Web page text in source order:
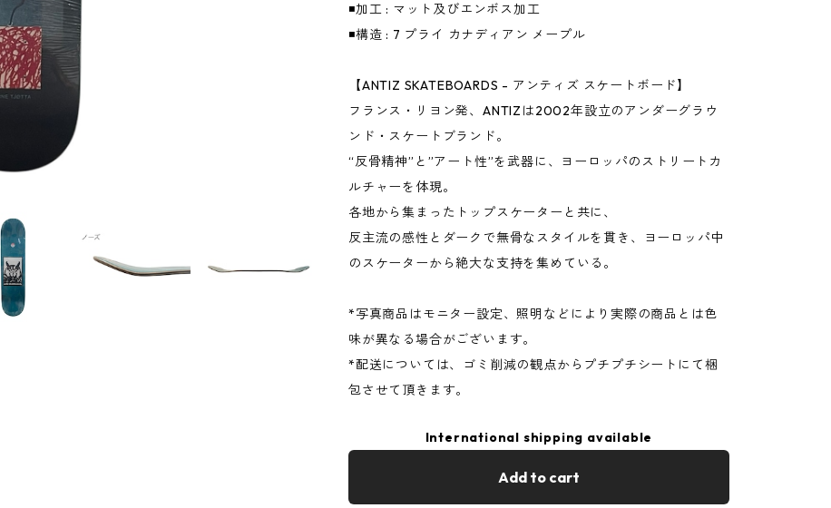
◾️加工 : マット及びエンボス加工
◾️構造 : 7 プライ カナディアン メープル
【ANTIZ SKATEBOARDS - アンティズ スケートボード】
フランス・リヨン発、ANTIZは2002年設立のアンダーグラウ
ンド・スケートブランド。
“反骨精神”と”アート性”を武器に、ヨーロッパのストリートカ
ルチャーを体現。
各地から集まったトップスケーターと共に、
反主流の感性とダークで無骨なスタイルを貫き、ヨーロッパ中
のスケーターから絶大な支持を集めている。
*写真商品はモニター設定、照明などにより実際の商品とは色
味が異なる場合がございます。
*配送については、ゴミ削減の観点からプチプチシートにて梱
包させて頂きます。
International shipping available
Add to cart